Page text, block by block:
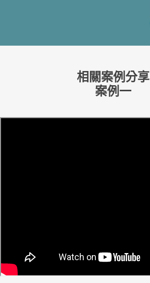
相關案例分享
案例一